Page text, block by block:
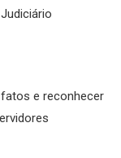
e reconhecer